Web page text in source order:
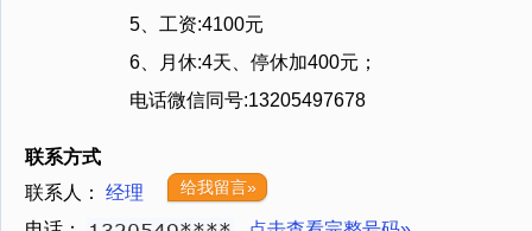
5、工资:4100元
6、月休:4天、停休加400元；
电话微信同号:13205497678
联系方式
联系人： 经理 给我留言»